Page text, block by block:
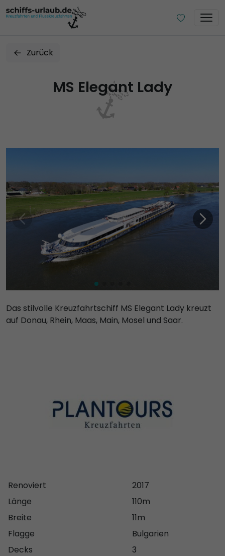
Zurück
MS Elegant Lady
Das stilvolle Kreuzfahrtschiff MS Elegant Lady kreuzt
auf Donau, Rhein, Maas, Main, Mosel und Saar.
Renoviert
2017
Länge
110m
Breite
11m
Flagge
Bulgarien
Decks
3